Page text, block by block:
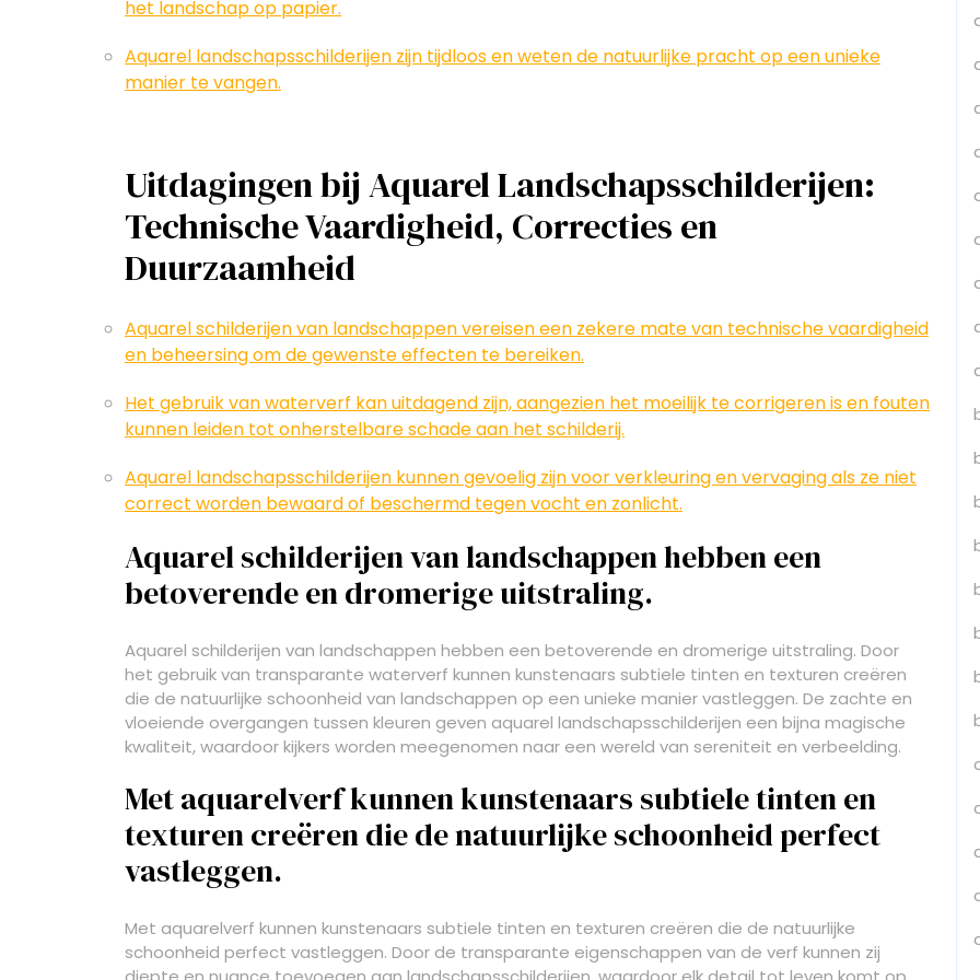
het landschap op papier.
Aquarel landschapsschilderijen zijn tijdloos en weten de natuurlijke pracht op een unieke
manier te vangen.
Uitdagingen bij Aquarel Landschapsschilderijen:
Technische Vaardigheid, Correcties en
Duurzaamheid
Aquarel schilderijen van landschappen vereisen een zekere mate van technische vaardigheid
en beheersing om de gewenste effecten te bereiken.
Het gebruik van waterverf kan uitdagend zijn, aangezien het moeilijk te corrigeren is en fouten
kunnen leiden tot onherstelbare schade aan het schilderij.
Aquarel landschapsschilderijen kunnen gevoelig zijn voor verkleuring en vervaging als ze niet
correct worden bewaard of beschermd tegen vocht en zonlicht.
Aquarel schilderijen van landschappen hebben een
betoverende en dromerige uitstraling.
Aquarel schilderijen van landschappen hebben een betoverende en dromerige uitstraling. Door
het gebruik van transparante waterverf kunnen kunstenaars subtiele tinten en texturen creëren
die de natuurlijke schoonheid van landschappen op een unieke manier vastleggen. De zachte en
vloeiende overgangen tussen kleuren geven aquarel landschapsschilderijen een bijna magische
kwaliteit, waardoor kijkers worden meegenomen naar een wereld van sereniteit en verbeelding.
Met aquarelverf kunnen kunstenaars subtiele tinten en
texturen creëren die de natuurlijke schoonheid perfect
vastleggen.
Met aquarelverf kunnen kunstenaars subtiele tinten en texturen creëren die de natuurlijke
schoonheid perfect vastleggen. Door de transparante eigenschappen van de verf kunnen zij